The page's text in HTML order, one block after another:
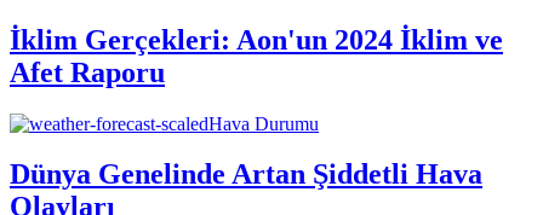
İklim Gerçekleri: Aon'un 2024 İklim ve
Afet Raporu
Hava Durumu
Dünya Genelinde Artan Şiddetli Hava
Olayları